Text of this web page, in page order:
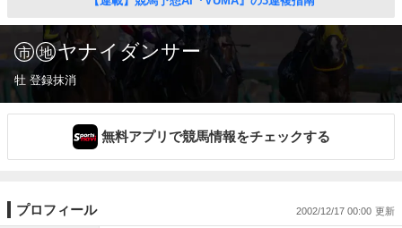
ヤナイダンサー
牡 登録抹消
無料アプリで競馬情報をチェックする
プロフィール 2002/12/17 00:00